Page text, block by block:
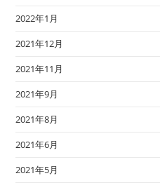
2022年1月
2021年12月
2021年11月
2021年9月
2021年8月
2021年6月
2021年5月